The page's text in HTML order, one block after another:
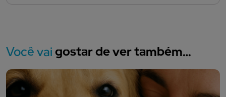
Você vaigostar de ver também…